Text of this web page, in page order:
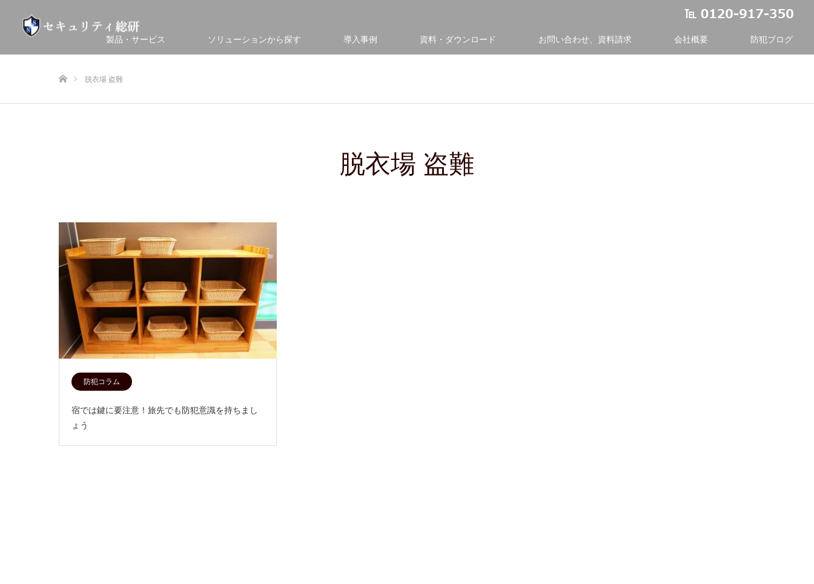
製品・サービス ソリューションから探す 導入事例 資料・ダウンロード お問い合わせ、資料請求 会社概要 防犯ブログ
脱衣場 盗難
脱衣場 盗難
防犯コラム
宿では鍵に要注意！旅先でも防犯意識を持ちまし
ょう